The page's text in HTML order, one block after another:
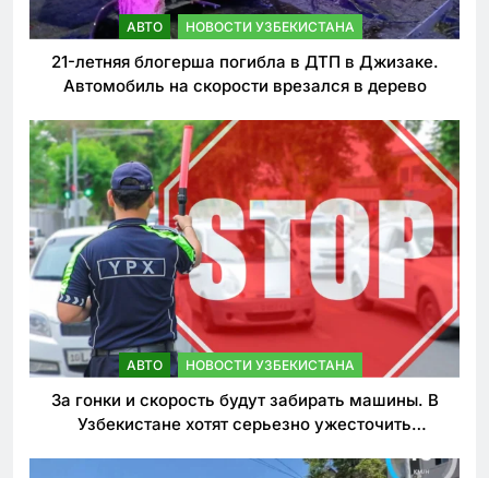
АВТО НОВОСТИ УЗБЕКИСТАНА
21-летняя блогерша погибла в ДТП в Джизаке.
Автомобиль на скорости врезался в дерево
АВТО НОВОСТИ УЗБЕКИСТАНА
За гонки и скорость будут забирать машины. В
Узбекистане хотят серьезно ужесточить